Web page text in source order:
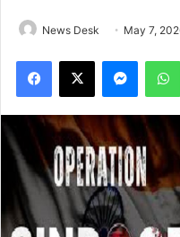
News Desk May 7,
Facebook
X